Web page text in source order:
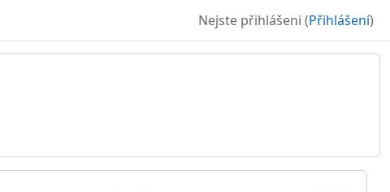
Nejste přihlášeni (Přihlášení)